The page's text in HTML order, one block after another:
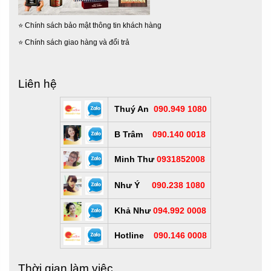
dần hình thành với cúp pickleball vinh danh cho những tay
vợt xuất sắc nhất, giúp tập thể người chơi Pickleball càng
ngày càng sôi nổi và khó khăn hơn.
⭐ Chính sách bảo mật thông tin khách hàng
⭐ Chính sách giao hàng và đổi trả
Liên hệ
Thuý An 090.949 1080
B Trâm 090.140 0018
Minh Thư 0931852008
Như Ý 090.238 1080
Khả Như 094.992 0008
Hotline 090.146 0008
Thời gian làm việc